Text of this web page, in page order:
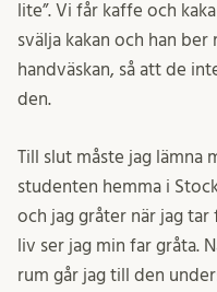
lite”. Vi får kaffe och
svälja kakan och han
handväskan, så att de
den.
Till slut måste jag
studenten hemma i
och jag gråter när jag tar
liv ser jag min far gråta.
rum går jag till den